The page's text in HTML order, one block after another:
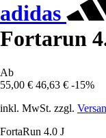
adidas
Fortarun
Ab
55,00 € 46,63 € -15%
inkl. MwSt. zzgl.
FortaRun 4.0 J